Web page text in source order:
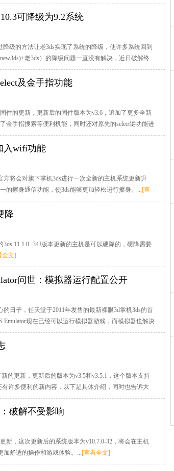
可降级为9.2系统
降级的方法让老3ds实现了系统的降级，使许多系统回到
老3ds）的降级问题一直没有解决，近日破解终
及金手指功能
件的更新，更新后的固件版本为v3.6，追加了更多全新
金手指搜索等便利机能，同时还对原先的select键功能进
入wifi功能
将会对旗下掌机3ds进行一次全新的主机系统更新升
的擦身通信功能，使3ds能够更加轻松进行擦身。...[查
降
11.1.0 -34J版本更新的主机是可以硬降的，硬降需要
全文]
问世：模拟器运行配置公开
日子，任天堂于2011年发售的最新裸眼3d掌机3ds的首
Emulator现在已经可以运行模拟器游戏，而模拟器也解决
的更新，更新后的版本为v3.5和v3.5.1，这个版本支持
许多便利的新内容，以下是具体介绍，同时也告诉大
破解不受影响
新，这次更新后的系统版本为v10.7.0-32，将会在主机
加舒适的操作和游戏体验。...[查看全文]